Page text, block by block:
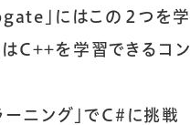
」にはこの２つを学
はC++を学習できるコン
ニング」でC#に挑戦